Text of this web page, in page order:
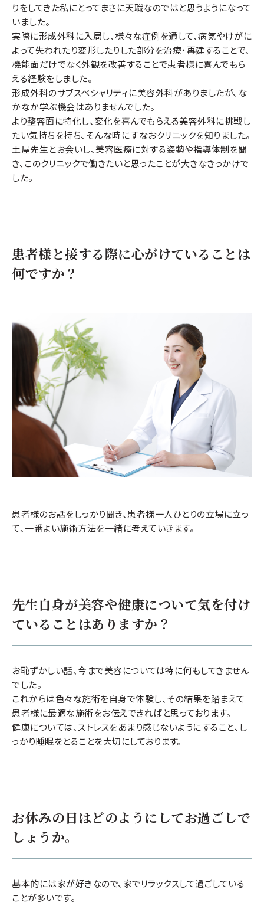
りをしてきた私にとってまさに天職なのではと思うようになって
いました。
実際に形成外科に入局し、様々な症例を通して、病気やけがに
よって失われたり変形したりした部分を治療・再建することで、
機能面だけでなく外観を改善することで患者様に喜んでもら
える経験をしました。
形成外科のサブスペシャリティに美容外科がありましたが、な
かなか学ぶ機会はありませんでした。
より整容面に特化し、変化を喜んでもらえる美容外科に挑戦し
たい気持ちを持ち、そんな時にすなおクリニックを知りました。
土屋先生とお会いし、美容医療に対する姿勢や指導体制を聞
き、このクリニックで働きたいと思ったことが大きなきっかけで
した。
患者様と接する際に心がけていることは
何ですか？
患者様のお話をしっかり聞き、患者様一人ひとりの立場に立っ
て、一番よい施術方法を一緒に考えていきます。
先生自身が美容や健康について気を付け
ていることはありますか？
お恥ずかしい話、今まで美容については特に何もしてきません
でした。
これからは色々な施術を自身で体験し、その結果を踏まえて
患者様に最適な施術をお伝えできればと思っております。
健康については、ストレスをあまり感じないようにすること、し
っかり睡眠をとることを大切にしております。
お休みの日はどのようにしてお過ごしで
しょうか。
基本的には家が好きなので、家でリラックスして過ごしている
ことが多いです。